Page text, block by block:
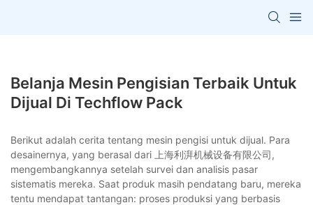
Belanja Mesin Pengisian Terbaik Untuk
Dijual Di Techflow Pack
Berikut adalah cerita tentang mesin pengisi untuk dijual. Para
desainernya, yang berasal dari 上海利湃机械设备有限公司,
mengembangkannya setelah survei dan analisis pasar
sistematis mereka. Saat produk masih pendatang baru, mereka
tentu mendapat tantangan: proses produksi yang berbasis